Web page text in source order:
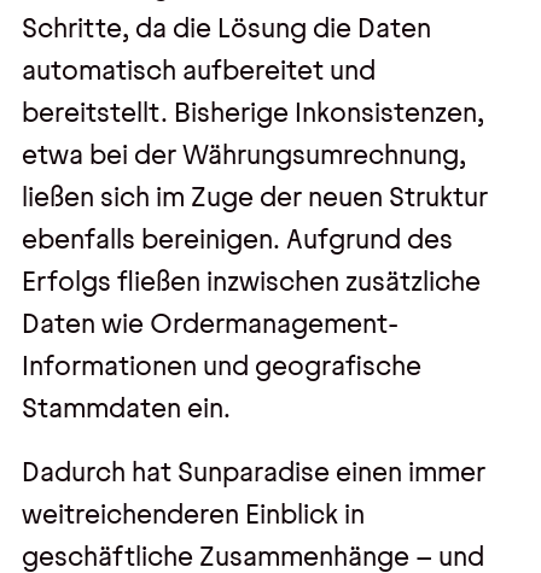
Schritte, da die Lösung die Daten
automatisch aufbereitet und
bereitstellt. Bisherige Inkonsistenzen,
etwa bei der Währungsumrechnung,
ließen sich im Zuge der neuen Struktur
ebenfalls bereinigen. Aufgrund des
Erfolgs fließen inzwischen zusätzliche
Daten wie Ordermanagement-
Informationen und geografische
Stammdaten ein.
Dadurch hat Sunparadise einen immer
weitreichenderen Einblick in
geschäftliche Zusammenhänge – und